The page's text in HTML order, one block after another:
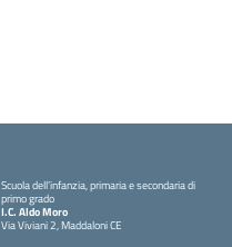
Scuola dell’infanzia, primaria e secondaria di
primo grado
I.C. Aldo Moro
Via Viviani 2, Maddaloni CE